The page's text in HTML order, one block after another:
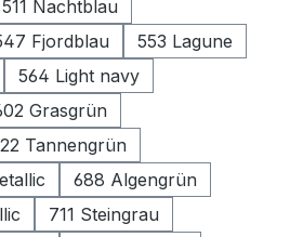
511 Nachtblau
Fjordblau
553 Lagune
564 Light navy
Grasgrün
Tannengrün
688 Algengrün
711 Steingrau